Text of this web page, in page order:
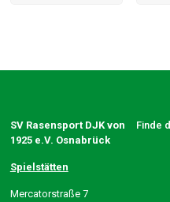
SV Rasensport DJK von
1925 e.V. Osnabrück
Spielstätten
Mercatorstraße 7
Finde